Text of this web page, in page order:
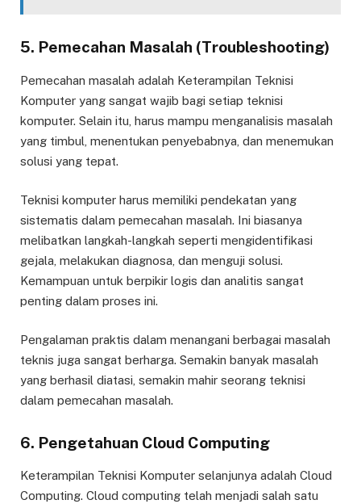
5. Pemecahan Masalah (Troubleshooting)
Pemecahan masalah adalah Keterampilan Teknisi
Komputer yang sangat wajib bagi setiap teknisi
komputer. Selain itu, harus mampu menganalisis masalah
yang timbul, menentukan penyebabnya, dan menemukan
solusi yang tepat.
Teknisi komputer harus memiliki pendekatan yang
sistematis dalam pemecahan masalah. Ini biasanya
melibatkan langkah-langkah seperti mengidentifikasi
gejala, melakukan diagnosa, dan menguji solusi.
Kemampuan untuk berpikir logis dan analitis sangat
penting dalam proses ini.
Pengalaman praktis dalam menangani berbagai masalah
teknis juga sangat berharga. Semakin banyak masalah
yang berhasil diatasi, semakin mahir seorang teknisi
dalam pemecahan masalah.
6. Pengetahuan Cloud Computing
Keterampilan Teknisi Komputer selanjunya adalah Cloud
Computing. Cloud computing telah menjadi salah satu